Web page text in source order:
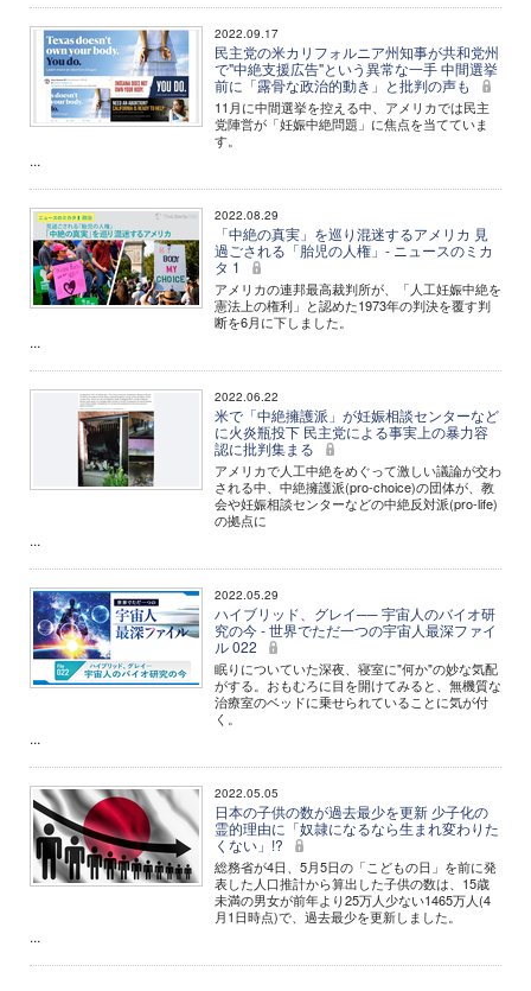
2022.09.17
民主党の米カリフォルニア州知事が共和党州
で"中絶支援広告"という異常な一手 中間選挙
前に「露骨な政治的動き」と批判の声も
11月に中間選挙を控える中、アメリカでは民主
党陣営が「妊娠中絶問題」に焦点を当てていま
す。
...
2022.08.29
「中絶の真実」を巡り混迷するアメリカ 見
過ごされる「胎児の人権」- ニュースのミカ
タ 1
アメリカの連邦最高裁判所が、「人工妊娠中絶を
憲法上の権利」と認めた1973年の判決を覆す判
断を6月に下しました。
...
2022.06.22
米で「中絶擁護派」が妊娠相談センターなど
に火炎瓶投下 民主党による事実上の暴力容
認に批判集まる
アメリカで人工中絶をめぐって激しい議論が交わ
される中、中絶擁護派(pro-choice)の団体が、教
会や妊娠相談センターなどの中絶反対派(pro-life)
の拠点に
...
2022.05.29
ハイブリッド、グレイ── 宇宙人のバイオ研
究の今 - 世界でただ一つの宇宙人最深ファイ
ル 022
眠りについていた深夜、寝室に"何か"の妙な気配
がする。おもむろに目を開けてみると、無機質な
治療室のベッドに乗せられていることに気が付
く。
...
2022.05.05
日本の子供の数が過去最少を更新 少子化の
霊的理由に「奴隷になるなら生まれ変わりた
くない」!?
総務省が4日、5月5日の「こどもの日」を前に発
表した人口推計から算出した子供の数は、15歳
未満の男女が前年より25万人少ない1465万人(4
月1日時点)で、過去最少を更新しました。
...